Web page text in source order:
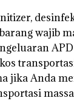
wajib
jika Anda